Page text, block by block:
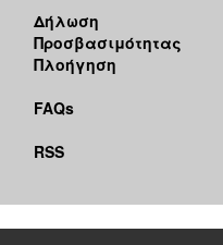
Δήλωση
Προσβασιμότητας
Πλοήγηση
FAQs
RSS